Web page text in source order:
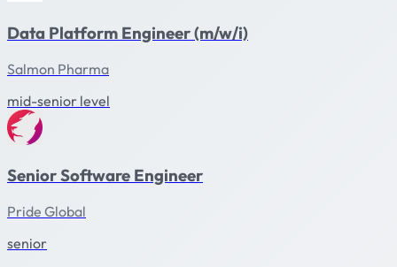
Data Platform Engineer (m/w/i)
Salmon Pharma
mid-senior level
Senior Software Engineer
Pride Global
senior